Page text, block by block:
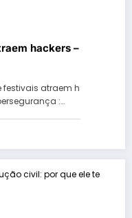
hackers –
festivais atraem h
:…